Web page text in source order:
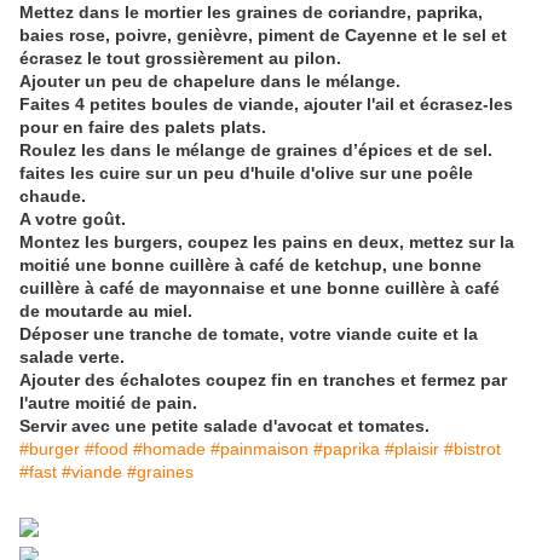
Mettez dans le mortier les graines de coriandre, paprika,
baies rose, poivre, genièvre, piment de Cayenne et le sel et
écrasez le tout grossièrement au pilon.
Ajouter un peu de chapelure dans le mélange.
Faites 4 petites boules de viande, ajouter l'ail et écrasez-les
pour en faire des palets plats.
Roulez les dans le mélange de graines d’épices et de sel.
faites les cuire sur un peu d'huile d'olive sur une poêle
chaude.
A votre goût.
Montez les burgers, coupez les pains en deux, mettez sur la
moitié une bonne cuillère à café de ketchup, une bonne
cuillère à café de mayonnaise et une bonne cuillère à café
de moutarde au miel.
Déposer une tranche de tomate, votre viande cuite et la
salade verte.
Ajouter des échalotes coupez fin en tranches et fermez par
l'autre moitié de pain.
Servir avec une petite salade d'avocat et tomates.
#burger #food #homade #painmaison #paprika #plaisir #bistrot
#fast #viande #graines